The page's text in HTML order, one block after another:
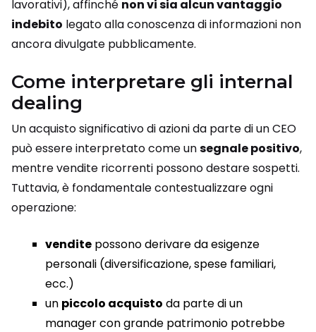
lavorativi), affinché non vi sia alcun vantaggio
indebito legato alla conoscenza di informazioni non
ancora divulgate pubblicamente.
Come interpretare gli internal
dealing
Un acquisto significativo di azioni da parte di un CEO
può essere interpretato come unsegnale positivo,
mentre vendite ricorrenti possono destare sospetti.
Tuttavia, è fondamentale contestualizzare ogni
operazione:
vendite possono derivare da esigenze
personali (diversificazione, spese familiari,
ecc.)
un piccolo acquisto da parte di un
manager con grande patrimonio potrebbe